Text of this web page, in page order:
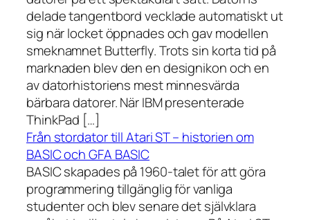
delade tangentbord vecklade automatiskt ut
sig när locket öppnades och gav modellen
smeknamnet Butterfly. Trots sin korta tid på
marknaden blev den en designikon och en
av datorhistoriens mest minnesvärda
bärbara datorer. När IBM presenterade
ThinkPad […]
Från stordator till Atari ST – historien om
BASIC och GFA BASIC
BASIC skapades på 1960-talet för att göra
programmering tillgänglig för vanliga
studenter och blev senare det självklara